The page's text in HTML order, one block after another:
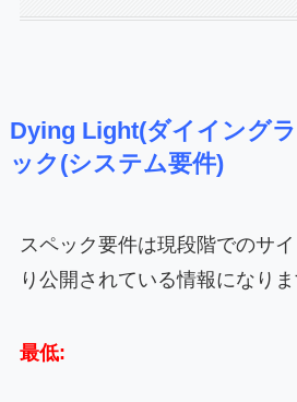
Dying Light(ダイイング
ック(システム要件)
スペック要件は現段階でのサ
り公開されている情報になりま
最低: